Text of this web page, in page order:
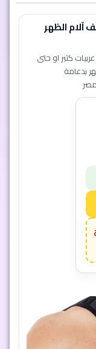
آلام الظهر
كتير او حتى
بدعامة